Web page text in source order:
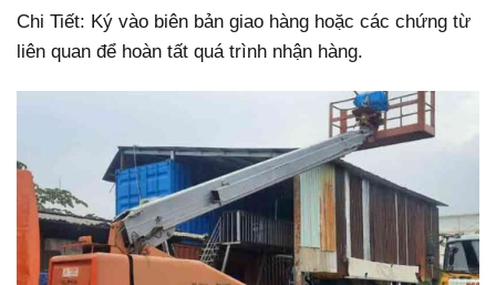
Chi Tiết: Ký vào biên bản giao hàng hoặc các chứng từ
liên quan để hoàn tất quá trình nhận hàng.